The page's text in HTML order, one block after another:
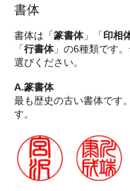
書体
書体は「篆書体」「印相
「行書体」の6種類です
選びください。
A.篆書体
最も歴史の古い書体です
す。